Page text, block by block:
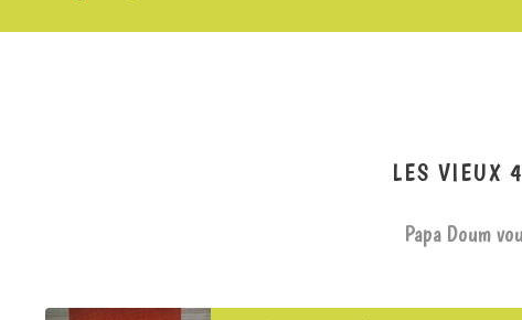
LES VIEUX
Papa Doum